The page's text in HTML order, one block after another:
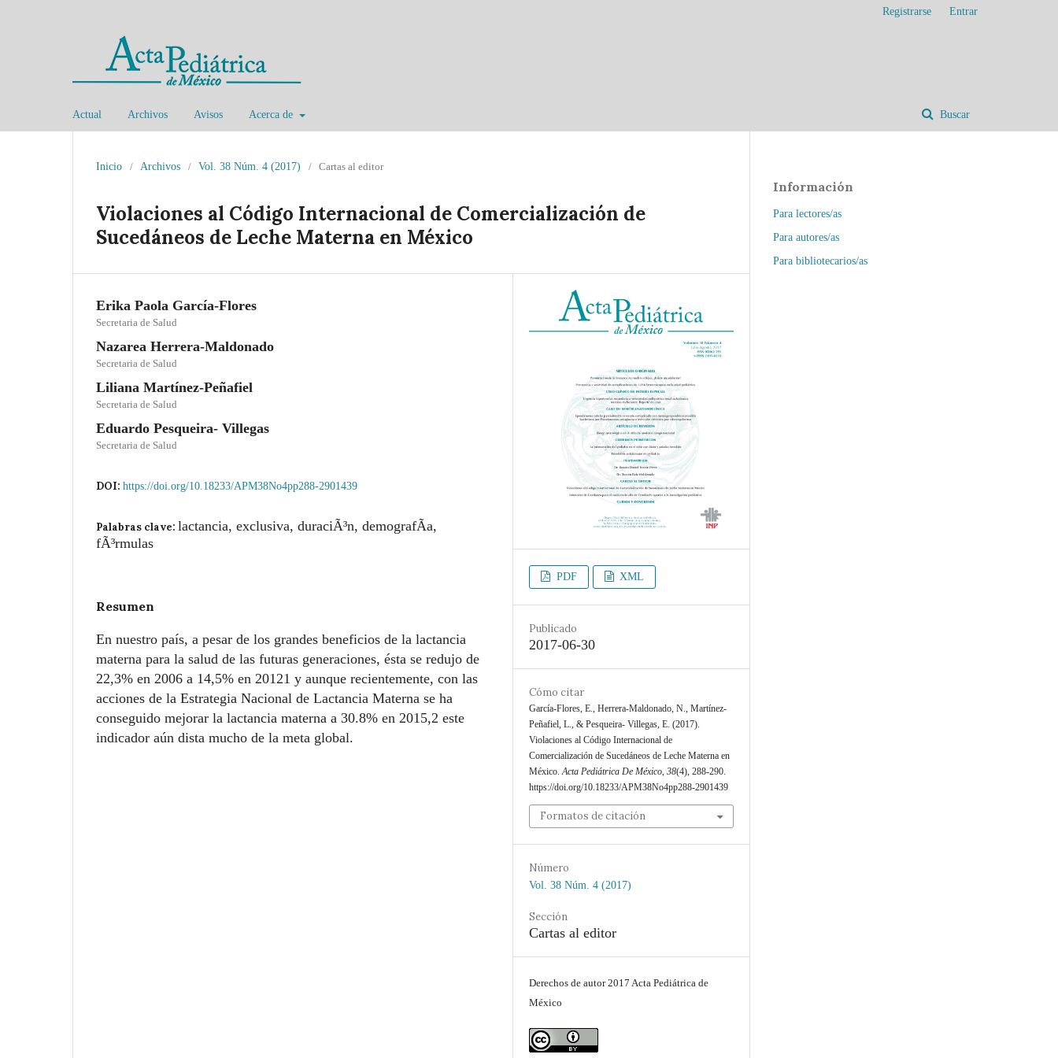
Actual Archivos Avisos Acerca de Buscar
Registrarse Entrar
Inicio / Archivos / Vol. 38 Núm. 4 (2017) / Cartas al editor
Violaciones al Código Internacional de Comercialización de
Sucedáneos de Leche Materna en México
Erika Paola García-Flores
Secretaria de Salud
Nazarea Herrera-Maldonado
Secretaria de Salud
Liliana Martínez-Peñafiel
Secretaria de Salud
Eduardo Pesqueira- Villegas
Secretaria de Salud
DOI: https://doi.org/10.18233/APM38No4pp288-2901439
Palabras clave: lactancia, exclusiva, duraciÃ³n, demografÃ­a,
fÃ³rmulas
Resumen
En nuestro país, a pesar de los grandes beneficios de la lactancia
materna para la salud de las futuras generaciones, ésta se redujo de
22,3% en 2006 a 14,5% en 20121 y aunque recientemente, con las
acciones de la Estrategia Nacional de Lactancia Materna se ha
conseguido mejorar la lactancia materna a 30.8% en 2015,2 este
indicador aún dista mucho de la meta global.
PDF XML
Publicado
2017-06-30
Cómo citar
García-Flores, E., Herrera-Maldonado, N., Martínez-
Peñafiel, L., & Pesqueira- Villegas, E. (2017).
Violaciones al Código Internacional de
Comercialización de Sucedáneos de Leche Materna en
México. Acta Pediátrica De México 38(4), 288-290.
https://doi.org/10.18233/APM38No4pp288-2901439
Formatos de citación
Número
Vol. 38 Núm. 4 (2017)
Sección
Cartas al editor
Derechos de autor 2017 Acta Pediátrica de
México
Información
Para lectores/as
Para autores/as
Para bibliotecarios/as